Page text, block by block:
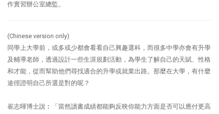
作實習辦公室總監。
(Chinese version only)
同學上大學前，或多或少都會看看自己興趣選科，而很多中學亦會有升學
及輔導老師，透過設計一些生涯規劃活動，為學生了解自己的天賦、性格
和才能，從而幫助他們尋找適合的升學或就業出路。那麼在大學，有什麼
途徑證明自己所選是對的呢？
崔志暉博士說︰「當然讀書成績都能夠反映你能力方面是否可以應付更高